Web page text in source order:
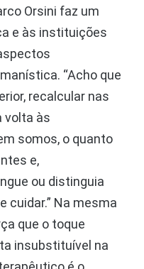
Orsini faz um
e às instituições
“Acho que
recalcular nas
volta às
somos, o quanto
e,
ou distinguia
cuidar.” Na mesma
que o toque
insubstituível na